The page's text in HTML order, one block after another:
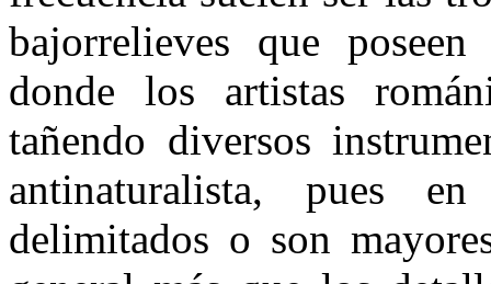
bajorrelieves que
donde los artistas
tañendo diversos
antinaturalista, pues
delimitados o son